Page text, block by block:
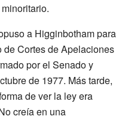
a Higginbotham para
de Cortes de Apelaciones
por el Senado y
de 1977. Más tarde,
de ver la ley era
creía en una